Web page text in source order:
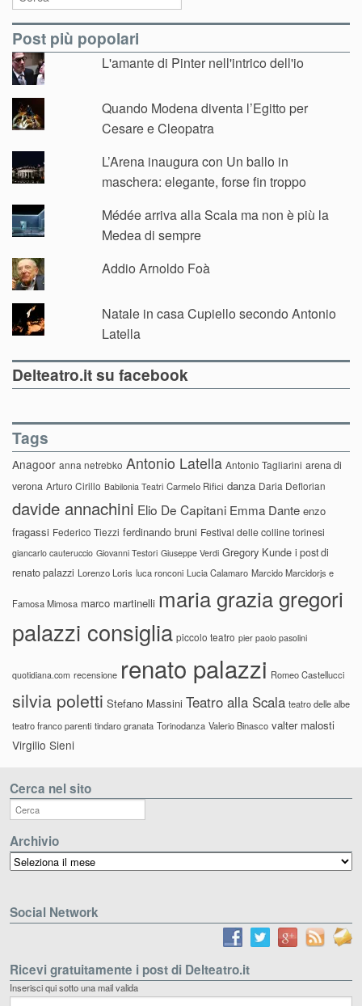
Post più popolari
L'amante di Pinter nell'intrico dell'io
Quando Modena diventa l’Egitto per
Cesare e Cleopatra
L’Arena inaugura con Un ballo in
maschera: elegante, forse fin troppo
Médée arriva alla Scala ma non è più la
Medea di sempre
Addio Arnoldo Foà
Natale in casa Cupiello secondo Antonio
Latella
Delteatro.it su facebook
Tags
Anagoor anna netrebko Antonio Latella Antonio Tagliarini arena di
verona Arturo Cirillo Babilonia Teatri Carmelo Rifici danza Daria Deflorian
davide annachini Elio De Capitani Emma Dante enzo
fragassi Federico Tiezzi ferdinando bruni Festival delle colline torinesi
giancarlo cauteruccio Giovanni Testori Giuseppe Verdi Gregory Kunde i post di
renato palazzi Lorenzo Loris luca ronconi Lucia Calamaro Marcido Marcidorjs e
Famosa Mimosa marco martinelli maria grazia gregori
palazzi consiglia piccolo teatro pier paolo pasolini
quotidiana.com recensione renato palazzi Romeo Castellucci
silvia poletti Stefano Massini Teatro alla Scala teatro delle albe
teatro franco parenti tindaro granata Torinodanza Valerio Binasco valter malosti
Virgilio Sieni
Cerca nel sito
Archivio
Archivio
Social Network
Ricevi gratuitamente i post di Delteatro.it
Inserisci qui sotto una mail valida